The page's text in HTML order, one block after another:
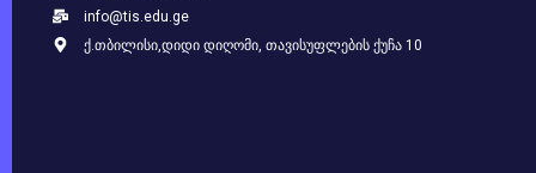
info@tis.edu.ge
ქ.თბილისი,დიდი დიღომი, თავისუფლების ქუჩა 10